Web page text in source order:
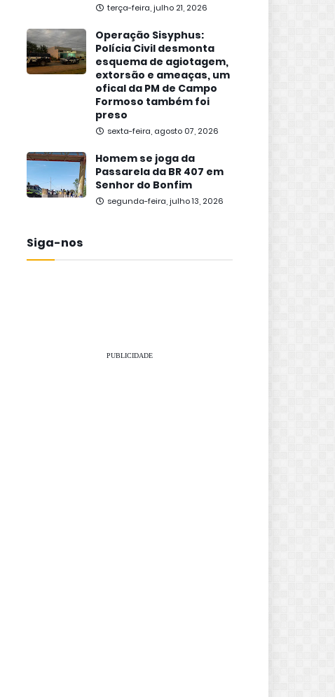
terça-feira, julho 21, 2026
Operação Sisyphus:
Polícia Civil desmonta
esquema de agiotagem,
extorsão e ameaças, um
ofical da PM de Campo
Formoso também foi
preso
sexta-feira, agosto 07, 2026
Homem se joga da
Passarela da BR 407 em
Senhor do Bonfim
segunda-feira, julho 13, 2026
Siga-nos
PUBLICIDADE